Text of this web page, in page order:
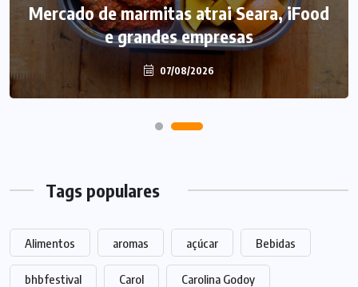
Mercado de marmitas atrai Seara, iFood
e grandes empresas
07/08/2026
Tags populares
Alimentos aromas açúcar Bebidas
bhbfestival Carol Carolina Godoy